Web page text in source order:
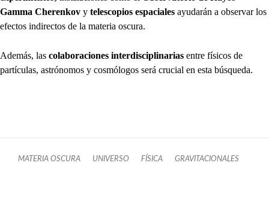
Gamma Cherenkov y telescopios espaciales ayudarán a observar los
efectos indirectos de la materia oscura.
Además, las colaboraciones interdisciplinarias entre físicos de
partículas, astrónomos y cosmólogos será crucial en esta búsqueda.
MATERIA OSCURA UNIVERSO FÍSICA GRAVITACIONALES